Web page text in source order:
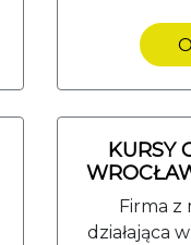
KURSY
Firma z
działająca